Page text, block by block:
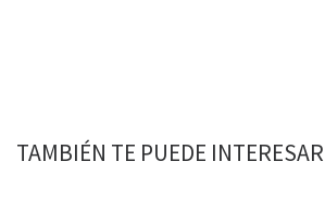
TAMBIÉN TE PUEDE INTERESAR